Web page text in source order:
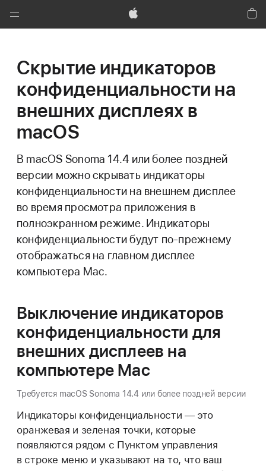
Apple
Скрытие индикаторов
конфиденциальности на
внешних дисплеях в
macOS
В macOS Sonoma 14.4 или более поздней
версии можно скрывать индикаторы
конфиденциальности на внешнем дисплее
во время просмотра приложения в
полноэкранном режиме. Индикаторы
конфиденциальности будут по-прежнему
отображаться на главном дисплее
компьютера Mac.
Выключение индикаторов
конфиденциальности для
внешних дисплеев на
компьютере Mac
Требуется macOS Sonoma 14.4 или более поздней версии
Индикаторы конфиденциальности — это
оранжевая и зеленая точки, которые
появляются рядом с Пунктом управления
в строке меню и указывают на то, что ваш